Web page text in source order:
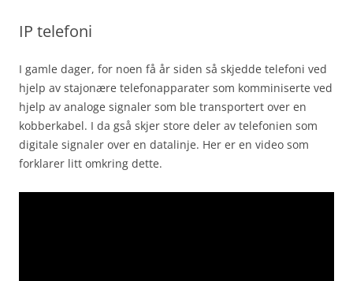
IP telefoni
I gamle dager, for noen få år siden så skjedde telefoni ved
hjelp av stajonære telefonapparater som komminiserte ved
hjelp av analoge signaler som ble transportert over en
kobberkabel. I da gså skjer store deler av telefonien som
digitale signaler over en datalinje. Her er en video som
forklarer litt omkring dette.